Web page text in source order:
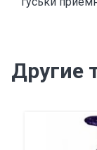
Другие